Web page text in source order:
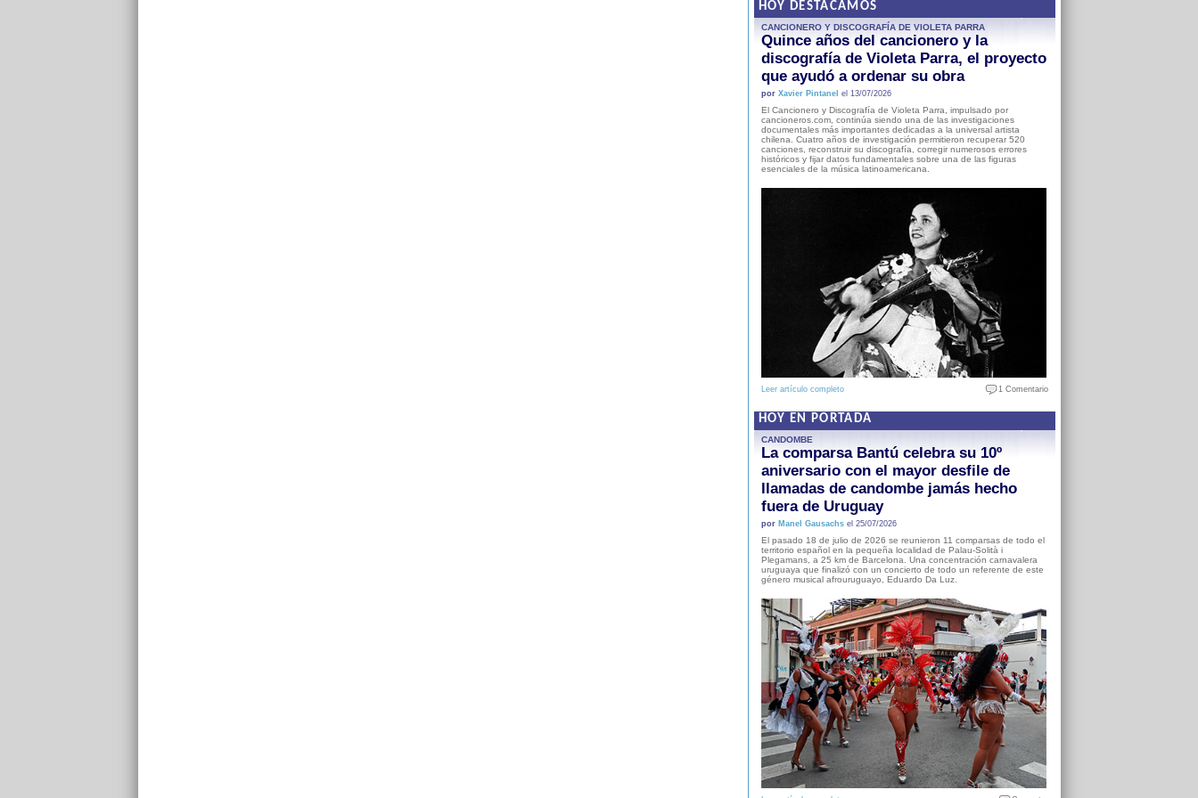
HOY DESTACAMOS
CANCIONERO Y DISCOGRAFÍA DE VIOLETA PARRA
Quince años del cancionero y la
discografía de Violeta Parra, el proyecto
que ayudó a ordenar su obra
por Xavier Pintanel el 13/07/2026
El Cancionero y Discografía de Violeta Parra, impulsado por
cancioneros.com, continúa siendo una de las investigaciones
documentales más importantes dedicadas a la universal artista
chilena. Cuatro años de investigación permitieron recuperar 520
canciones, reconstruir su discografía, corregir numerosos errores
históricos y fijar datos fundamentales sobre una de las figuras
esenciales de la música latinoamericana.
Leer artículo completo 1 Comentario
HOY EN PORTADA
CANDOMBE
La comparsa Bantú celebra su 10º
aniversario con el mayor desfile de
llamadas de candombe jamás hecho
fuera de Uruguay
por Manel Gausachsel 25/07/2026
El pasado 18 de julio de 2026 se reunieron 11 comparsas de todo el
territorio español en la pequeña localidad de Palau-Solità i
Plegamans, a 25 km de Barcelona. Una concentración carnavalera
uruguaya que finalizó con un concierto de todo un referente de este
género musical afrouruguayo, Eduardo Da Luz.